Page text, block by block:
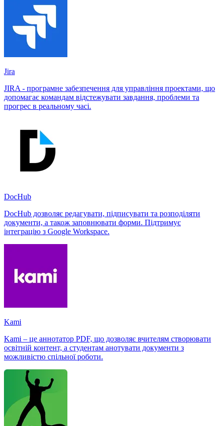
Jira
JIRA - програмне забезпечення для управління проектами, що
допомагає командам відстежувати завдання, проблеми та
прогрес в реальному часі.
DocHub
DocHub дозволяє редагувати, підписувати та розподіляти
документи, а також заповнювати форми. Підтримує
інтеграцію з Google Workspace.
Kami
Kami – це аннотатор PDF, що дозволяє вчителям створювати
освітній контент, а студентам анотувати документи з
можливістю спільної роботи.